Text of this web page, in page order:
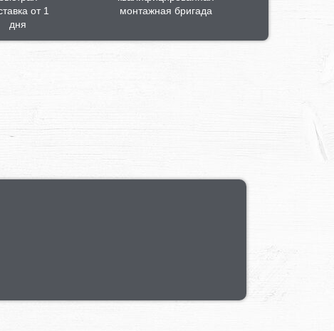
от 1
дня
монтажная бригада